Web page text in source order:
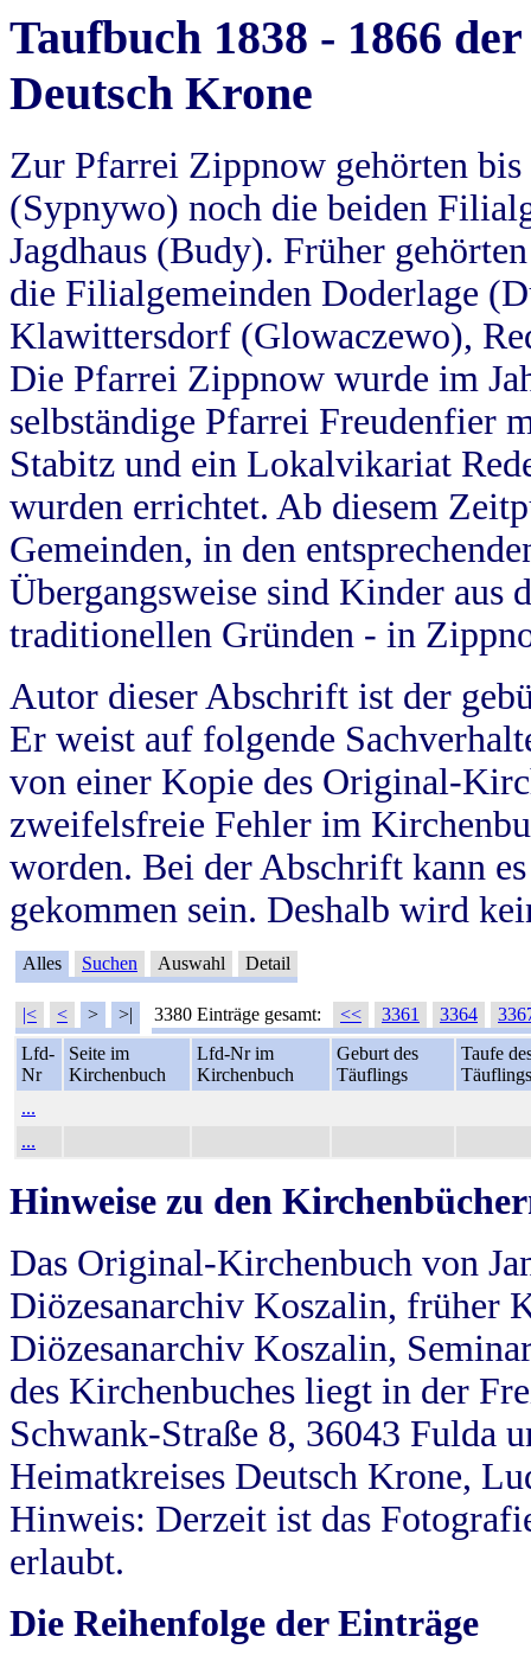
Taufbuch 1838 - 1866
Deutsch Krone
Zur Pfarrei Zippnow gehörten
(Sypnywo) noch die beiden
Jagdhaus (Budy). Früher
die Filialgemeinden Doderlage
Klawittersdorf (Glowaczewo),
Die Pfarrei Zippnow wurde im
selbständige Pfarrei Freudenfier
Stabitz und ein Lokalvikariat
wurden errichtet. Ab diesem
Gemeinden, in den
Übergangsweise sind Kinder aus
traditionellen Gründen - in
Autor dieser Abschrift ist der
Er weist auf folgende
von einer Kopie des Original-
zweifelsfreie Fehler im
worden. Bei der Abschrift kann
gekommen sein. Deshalb wird
Alles Suchen Auswahl Detail
|< < > >| 3380 Einträge gesamt: << 3361 3364
Lfd-
Nr
Seite im
Kirchenbuch
Lfd-Nr im
Kirchenbuch
Geburt des
Täuflings
Taufe
Täuflings
...
...
Hinweise zu den
Das Original-Kirchenbuch von
Diözesanarchiv Koszalin, früher
Diözesanarchiv Koszalin,
des Kirchenbuches liegt in der
Schwank-Straße 8, 36043 Fulda
Heimatkreises Deutsch Krone,
Hinweis: Derzeit ist das
erlaubt.
Die Reihenfolge der Einträge